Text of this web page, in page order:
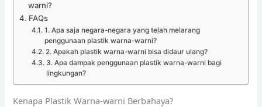
warni?
FAQs
1. Apa saja negara-negara yang telah melarang
penggunaan plastik warna-warni?
2. Apakah plastik warna-warni bisa didaur ulang?
3. Apa dampak penggunaan plastik warna-warni bagi
lingkungan?
Kenapa Plastik Warna-warni Berbahaya?